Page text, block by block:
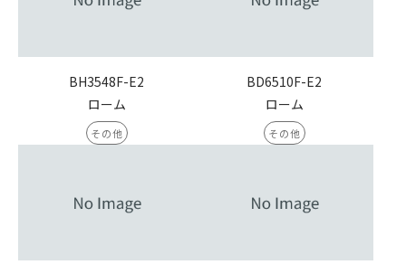
BH3548F-E2
ローム
その他
BD6510F-E2
ローム
その他